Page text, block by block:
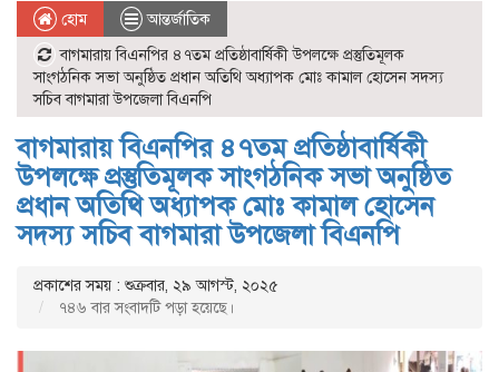
হোম
আন্তর্জাতিক
বাগমারায় বিএনপির ৪৭তম প্রতিষ্ঠাবার্ষিকী উপলক্ষে প্রস্তুতিমূলক
সাংগঠনিক সভা অনুষ্ঠিত প্রধান অতিথি অধ্যাপক মোঃ কামাল হোসেন সদস্য
সচিব বাগমারা উপজেলা বিএনপি
বাগমারায় বিএনপির ৪৭তম প্রতিষ্ঠাবার্ষিকী
উপলক্ষে প্রস্তুতিমূলক সাংগঠনিক সভা অনুষ্ঠিত
প্রধান অতিথি অধ্যাপক মোঃ কামাল হোসেন
সদস্য সচিব বাগমারা উপজেলা বিএনপি
প্রকাশের সময় : শুক্রবার, ২৯ আগস্ট, ২০২৫
৭৪৬ বার সংবাদটি পড়া হয়েছে।